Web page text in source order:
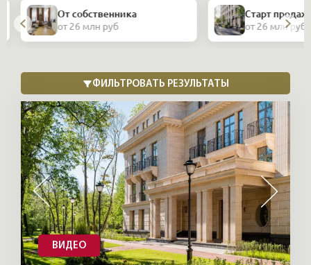
От собственника
от 26 млн руб
Старт продаж
от 26 млн руб
ВИДЕО